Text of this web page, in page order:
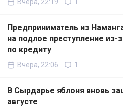
Вчера, 22:19 1
Предприниматель из
на подлое преступление из-
по кредиту
Вчера, 22:06 1
В Сырдарье яблоня вновь
августе